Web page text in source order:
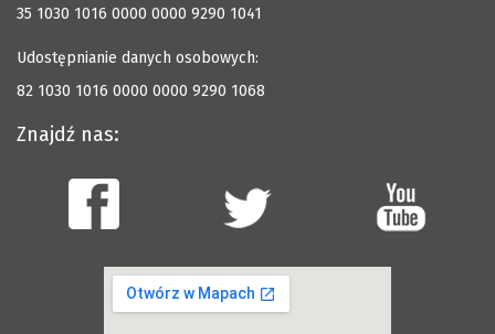
35 1030 1016 0000 0000 9290 1041
Udostępnianie danych osobowych:
82 1030 1016 0000 0000 9290 1068
Znajdź nas: